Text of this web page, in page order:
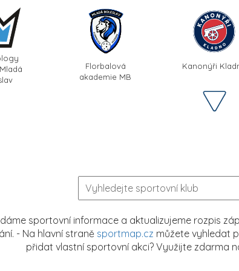
Florbalová
akademie MB
Kanonýři
sportovní informace a aktualizujeme rozpis
- Na hlavní straně sportmap.cz můžete vyhledat
přidat vlastní sportovní akci? Využijte zdarma